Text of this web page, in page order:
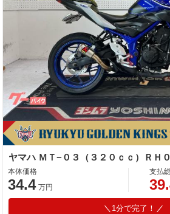
本体価格
34.4 万円
支払
1分で完了！